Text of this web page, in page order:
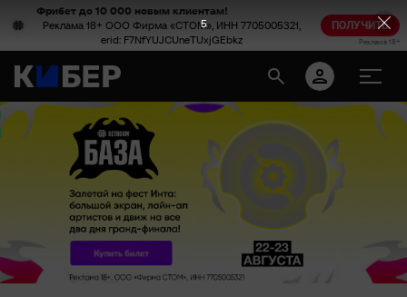
Фрибет до 10 000 новым клиентам!
Реклама 18+ ООО Фирма «СТОМ», ИНН 7705005321,
erid: F7NfYUJCUneTUxjGEbkz
ПОЛУЧИТЬ
Реклама 18+
4